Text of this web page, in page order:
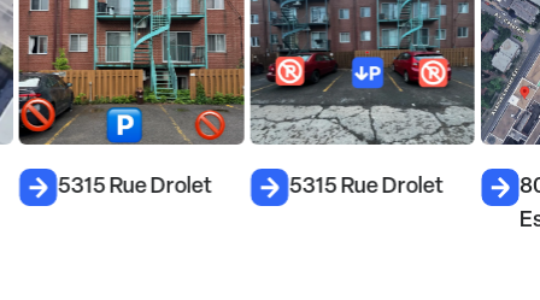
5315 Rue Drolet 5315 Rue Drolet